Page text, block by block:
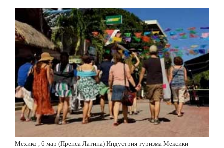
Мехико , 6 мар (Пренса Латина) Индустрия туризма Мексики